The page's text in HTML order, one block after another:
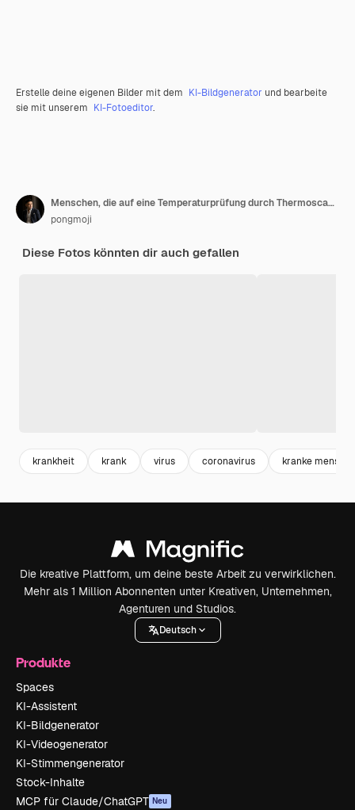
Erstelle deine eigenen Bilder mit dem KI-Bildgenerator und bearbeite
sie mit unserem KI-Fotoeditor.
Menschen, die auf eine Temperaturprüfung durch Thermoscan warten
pongmoji
Diese Fotos könnten dir auch gefallen
krankheit krank virus coronavirus kranke
Die kreative Plattform, um deine beste Arbeit zu verwirklichen.
Mehr als 1 Million Abonnenten unter Kreativen, Unternehmen,
Agenturen und Studios.
Deutsch
Produkte
Spaces
KI-Assistent
KI-Bildgenerator
KI-Videogenerator
KI-Stimmengenerator
Stock-Inhalte
MCP für Claude/ChatGPT Neu